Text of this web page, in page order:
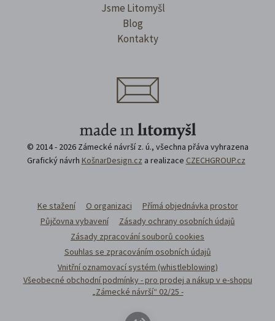
Jsme Litomyšl
Blog
Kontakty
© 2014 - 2026 Zámecké návrší z. ú., všechna přáva vyhrazena
Grafický návrh KošnarDesign.cz a realizace CZECHGROUP.cz
Ke stažení O organizaci
Přímá objednávka prostor
Půjčovna vybavení
Zásady ochrany osobních údajů
Zásady zpracování souborů cookies
Souhlas se zpracováním osobních údajů
Vnitřní oznamovací systém (whistleblowing)
Všeobecné obchodní podmínky - pro prodej a nákup v e-shopu
„Zámecké návrší“ 02/25 -